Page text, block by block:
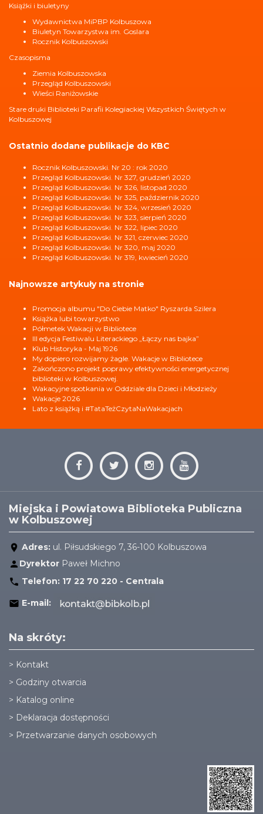
Książki i biuletyny
Wydawnictwa MiPBP Kolbuszowa
Biuletyn Towarzystwa im. Goslara
Rocznik Kolbuszowski
Czasopisma
Ziemia Kolbuszowska
Przegląd Kolbuszowski
Wieści Raniżowskie
Stare druki Biblioteki Parafii Kolegiackiej Wszystkich Świętych w
Kolbuszowej
Ostatnio dodane publikacje do KBC
Rocznik Kolbuszowski. Nr 20 : rok 2020
Przegląd Kolbuszowski. Nr 327, grudzień 2020
Przegląd Kolbuszowski. Nr 326, listopad 2020
Przegląd Kolbuszowski. Nr 325, październik 2020
Przegląd Kolbuszowski. Nr 324, wrzesień 2020
Przegląd Kolbuszowski. Nr 323, sierpień 2020
Przegląd Kolbuszowski. Nr 322, lipiec 2020
Przegląd Kolbuszowski. Nr 321, czerwiec 2020
Przegląd Kolbuszowski. Nr 320, maj 2020
Przegląd Kolbuszowski. Nr 319, kwiecień 2020
Najnowsze artykuły na stronie
Promocja albumu "Do Ciebie Matko" Ryszarda Szilera
Książka lubi towarzystwo
Półmetek Wakacji w Bibliotece
III edycja Festiwalu Literackiego „Łączy nas bajka”
Klub Historyka - Maj 1926
My dopiero rozwijamy żagle. Wakacje w Bibliotece
Zakończono projekt poprawy efektywności energetycznej
biblioteki w Kolbuszowej.
Wakacyjne spotkania w Oddziale dla Dzieci i Młodzieży
Wakacje 2026
Lato z książką i #TataTeżCzytaNaWakacjach
Miejska i Powiatowa Biblioteka Publiczna
w Kolbuszowej
Adres: ul. Piłsudskiego 7, 36-100 Kolbuszowa
Dyrektor Paweł Michno
Telefon: 17 22 70 220 - Centrala
E-mail:
Na skróty:
> Kontakt
> Godziny otwarcia
> Katalog online
> Deklaracja dostępności
> Przetwarzanie danych osobowych